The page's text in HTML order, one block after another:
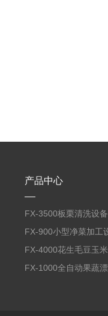
产品中心
FX-3500板栗清洗设备
全自动气泡清洗机
FX-900小型净菜加工
备野菜清洗机
FX-4000花生毛豆玉米
蒸煮漂烫机
FX-1000全自动果蔬漂